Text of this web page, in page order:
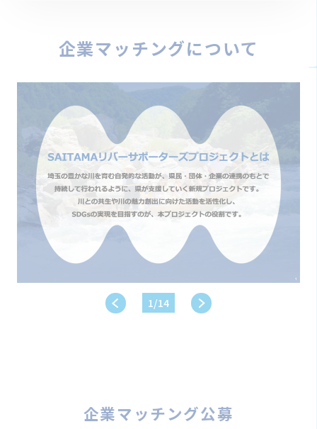
企業マッチングについて
1/14
企業マッチング公募